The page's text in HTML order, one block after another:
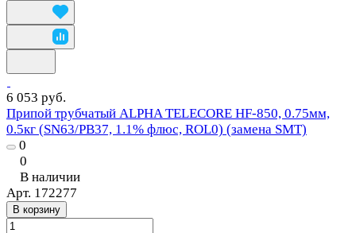
6 053 руб.
Припой трубчатый ALPHA TELECORE HF-850, 0.75мм,
0.5кг (SN63/PB37, 1.1% флюс, ROL0) (замена SMT)
0
0
В наличии
Арт. 172277
В корзину